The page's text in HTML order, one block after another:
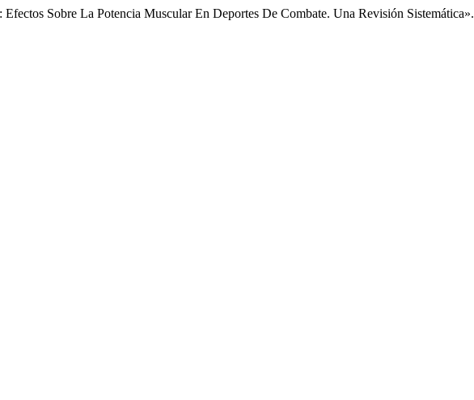
Sobre La Potencia Muscular En Deportes De Combate. Una Revisión Sistemática».